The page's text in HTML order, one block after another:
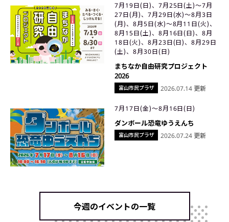
富山市民プラザ
7月19日(日)、7月25日(土)〜7月
27日(月)、7月29日(水)〜8月3日
(月)、8月5日(水)〜8月11日(火)、
8月15日(土)、8月16日(日)、8月
18日(火)、8月23日(日)、8月29日
(土)、8月30日(日)
まちなか自由研究プロジェクト
2026
2026.07.14 更新
富山市民プラザ
7月17日(金)〜8月16日(日)
ダンボール恐竜ゆうえんち
2026.07.24 更新
今週のイベントの一覧